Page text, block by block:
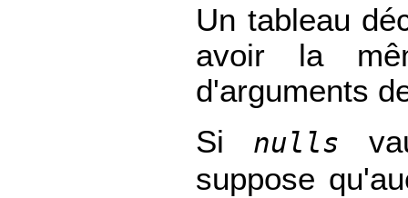
Un tableau
avoir la
d'arguments
Si nulls
suppose